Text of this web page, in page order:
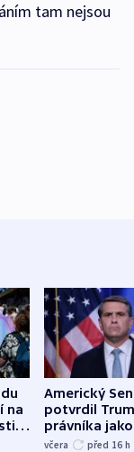
tam nejsou
na
i
Americký
potvrdil
právníka jako
ministra
včera před 16 h